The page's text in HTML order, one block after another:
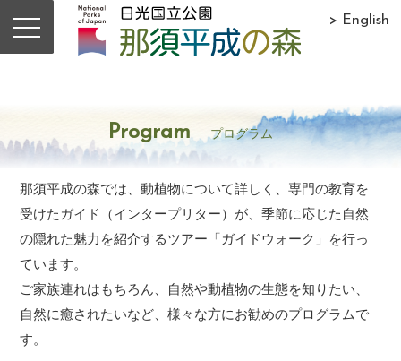
> English
Program プログラム
那須平成の森では、動植物について詳しく、専門の教育を
受けたガイド（インタープリター）が、季節に応じた自然
の隠れた魅力を紹介するツアー「ガイドウォーク」を行っ
ています。
ご家族連れはもちろん、自然や動植物の生態を知りたい、
自然に癒されたいなど、様々な方にお勧めのプログラムで
す。